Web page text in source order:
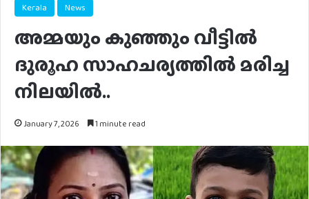
Kerala News
അമ്മയും കുഞ്ഞും വീട്ടില്‍
ദുരൂഹ സാഹചര്യത്തില്‍ മരിച്ച
നിലയില്‍..
January 7, 2026 1 minute read